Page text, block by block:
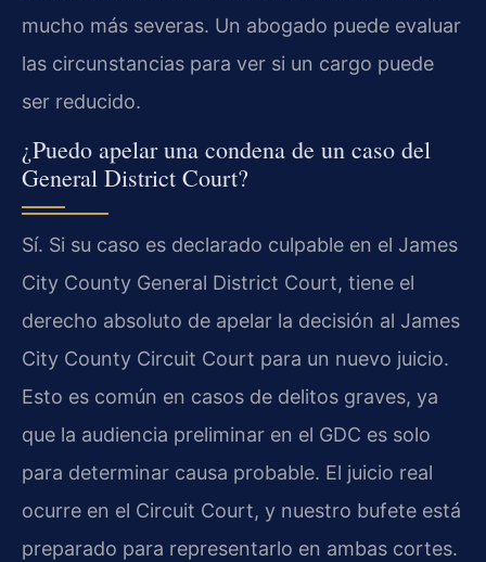
mucho más severas. Un abogado puede evaluar
las circunstancias para ver si un cargo puede
ser reducido.
¿Puedo apelar una condena de un caso del
General District Court?
Sí. Si su caso es declarado culpable en el James
City County General District Court, tiene el
derecho absoluto de apelar la decisión al James
City County Circuit Court para un nuevo juicio.
Esto es común en casos de delitos graves, ya
que la audiencia preliminar en el GDC es solo
para determinar causa probable. El juicio real
ocurre en el Circuit Court, y nuestro bufete está
preparado para representarlo en ambas cortes.